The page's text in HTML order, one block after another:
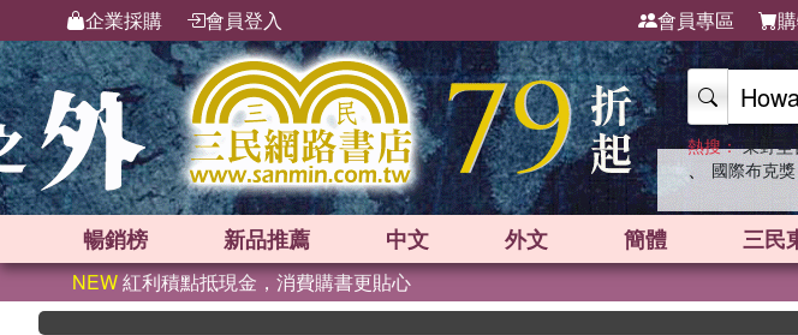
企業採購 會員登入 會員專區
熱搜： 東野圭
、 國際布克
暢銷榜 新品推薦 中文 外文 簡體 三民
NEW紅利積點抵現金，消費購書更貼心